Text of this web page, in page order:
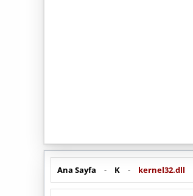
Ana Sayfa - K - kernel32.dll